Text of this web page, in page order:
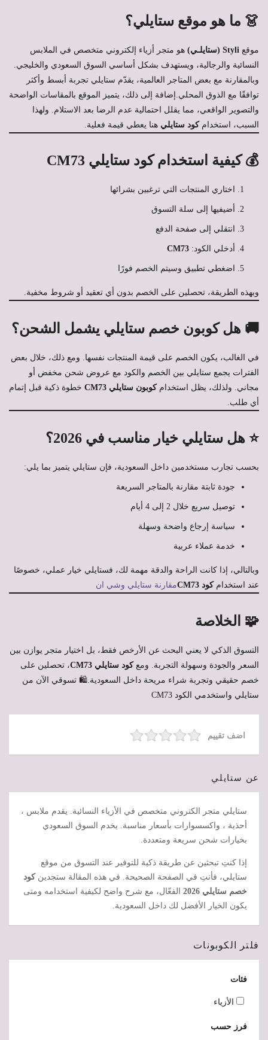
👗 ما هو موقع ستايلي؟
موقع Styli (ستايلـي)
هو متجر أزياء إلكتروني متخصص في الملابس
النسائية والرجالية، ويستهدف بشكل أساسي السوق السعودي والخليجي.
وبالمقارنة مع بعض المتاجر العالمية، يقدّم ستايلي تجربة أبسط وأكثر
توافقًا مع الذوق المحلي.إضافة إلى ذلك، يتميز الموقع بالمقاسات الواضحة
والتصوير الواقعي، مما يقلل احتمالية عدم الرضا بعد الاستلام. ولهذا
السبب، استخدامكود ستايلي هنا يعطي قيمة فعلية.
💰 كيفية استخدام كود ستايلي CM73
اختاري المنتجات التي ترغبين بشرائها
أضيفيها إلى سلة التسوق
انتقلي إلى صفحة الدفع
أدخلي الكود: CM73
اضغطي تطبيق وسيتم الخصم فورًا
وبهذه الطريقة، تحصلين على الخصم بدون أي تعقيد أو شروط مخفية.
🚚 هل كوبون خصم ستايلي يشمل الشحن؟
في الغالب، يكون الخصم على قيمة المنتجات نفسها. ومع ذلك، خلال بعض
الفترات يجمع ستايلي بين الخصم والكود مع عروض شحن مخفض أو
مجاني. ولذلك، يظل استخدامكوبون ستايلي CM73
خطوة ذكية قبل إتمام
أي طلب.
⭐ هل ستايلي خيار مناسب في 2026؟
بحسب تجارب مستخدمين داخل السعودية، فإن ستايلي يتميز بما يلي:
جودة ثابتة مقارنة بالمتاجر السريعة
توصيل سريع خلال 2 إلى 4 أيام
سياسة إرجاع واضحة وسهلة
خدمة عملاء عربية
وبالتالي، إذا كانت الراحة والدقة مهمة لك، فستايلي خيار عملي، خصوصًا
عند استخدامكود CM73 مقارنة ستايلي وشي ان
🧩 الخلاصة
التسوق الذكي لا يعني البحث عن الأرخص فقط، بل اختيار متجر يوازن بين
السعر والجودة وسهولة التجربة. ومعكود ستايلي CM73
، تحصلين على
خصم حقيقي وتجربة شراء مريحة داخل السعودية.🛍️ تسوقي الآن من
ستايلي واستخدمي الكود CM73
اضف تقييم
عن ستايلي
ستايلي متجر الكتروني متخصص في الأزياء النسائية. يقدم ملابس ،
أحذية ، واكسسوارات بأسعار مناسبة. يخدم السوق السعودي
بخيارات شحن سريعة ومتعددة.
إذا كنتِ تبحثين عن طريقة ذكية للتوفير عند التسوق من موقع
ستايلي، فأنتِ في الصفحة الصحيحة. في هذه المقالة ستجدينكود
خصم ستايلي 2026
الفعّال، مع شرح واضح لكيفية استخدامه ومتى
يكون الخيار الأفضل لك داخل السعودية.
فلتر الكوبونات
فئات
الأزياء
فرز حسب